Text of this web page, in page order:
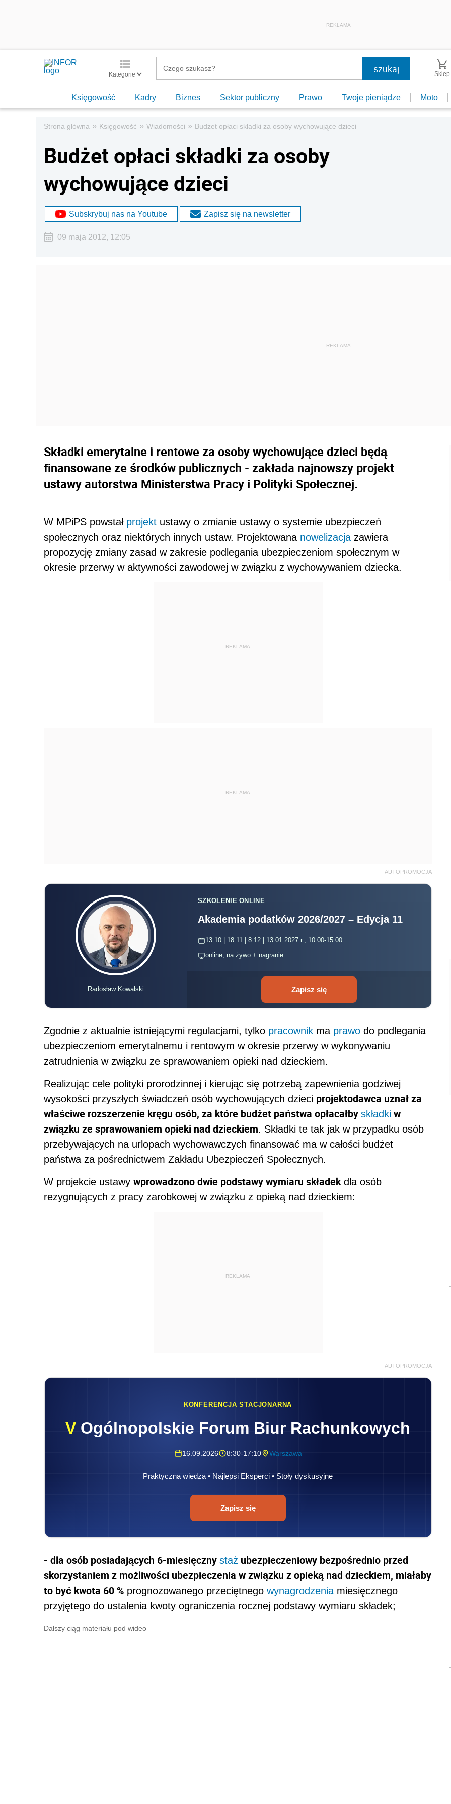
REKLAMA
Kategorie Sklep
Księgowość Kadry Biznes Sektor publiczny Prawo Twoje pieniądze Moto
Strona główna » Księgowość » Wiadomości » Budżet opłaci składki za osoby wychowujące dzieci
Budżet opłaci składki za osoby
wychowujące dzieci
Subskrybuj nas na Youtube Zapisz się na newsletter
09 maja 2012, 12:05
Składki emerytalne i rentowe za osoby wychowujące dzieci będą
finansowane ze środków publicznych - zakłada najnowszy projekt
ustawy autorstwa Ministerstwa Pracy i Polityki Społecznej.
W MPiPS powstał projekt ustawy o zmianie ustawy o systemie ubezpieczeń
społecznych oraz niektórych innych ustaw. Projektowana nowelizacja zawiera
propozycję zmiany zasad w zakresie podlegania ubezpieczeniom społecznym w
okresie przerwy w aktywności zawodowej w związku z wychowywaniem dziecka.
REKLAMA
REKLAMA
AUTOPROMOCJA
Radosław Kowalski
SZKOLENIE ONLINE
Akademia podatków 2026/2027 – Edycja 11
13.10 | 18.11 | 8.12 | 13.01.2027 r., 10:00-15:00
online, na żywo + nagranie
Zapisz się
Zgodnie z aktualnie istniejącymi regulacjami, tylko pracownik ma prawo do podlegania
ubezpieczeniom emerytalnemu i rentowym w okresie przerwy w wykonywaniu
zatrudnienia w związku ze sprawowaniem opieki nad dzieckiem.
Realizując cele polityki prorodzinnej i kierując się potrzebą zapewnienia godziwej
wysokości przyszłych świadczeń osób wychowujących dzieci projektodawca uznał za
właściwe rozszerzenie kręgu osób, za które budżet państwa opłacałby składki w
związku ze sprawowaniem opieki nad dzieckiem. Składki te tak jak w przypadku osób
przebywających na urlopach wychowawczych finansować ma w całości budżet
państwa za pośrednictwem Zakładu Ubezpieczeń Społecznych.
W projekcie ustawy wprowadzono dwie podstawy wymiaru składek dla osób
rezygnujących z pracy zarobkowej w związku z opieką nad dzieckiem:
REKLAMA
AUTOPROMOCJA
KONFERENCJA STACJONARNA
V Ogólnopolskie Forum Biur Rachunkowych
16.09.2026 8:30-17:10 Warszawa
Praktyczna wiedza • Najlepsi Eksperci • Stoły dyskusyjne
Zapisz się
- dla osób posiadających 6-miesięczny staż ubezpieczeniowy bezpośrednio przed
skorzystaniem z możliwości ubezpieczenia w związku z opieką nad dzieckiem, miałaby
to być kwota 60 % prognozowanego przeciętnego wynagrodzenia miesięcznego
przyjętego do ustalenia kwoty ograniczenia rocznej podstawy wymiaru składek;
Dalszy ciąg materiału pod wideo